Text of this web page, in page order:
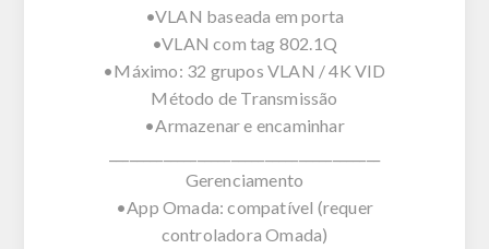
•VLAN baseada em porta
•VLAN com tag 802.1Q
•Máximo: 32 grupos VLAN / 4K VID
Método de Transmissão
•Armazenar e encaminhar
Gerenciamento
•App Omada: compatível (requer
controladora Omada)